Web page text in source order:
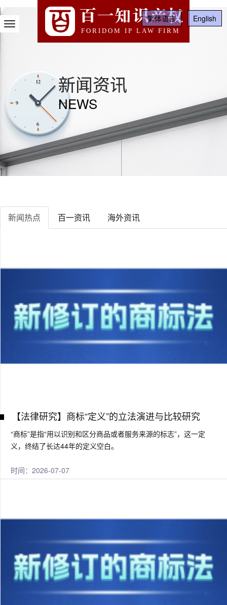
百一知识产权
FORIDOM IP LAW FIRM
English
繁体语言
Toggle
Navigation
新闻资讯
NEWS
新闻热点 百一资讯 海外资讯
【法律研究】商标“定义”的立法演进与比较研究
“商标”是指“用以识别和区分商品或者服务来源的标志”，这一定
义，终结了长达44年的定义空白。
时间：2026-07-07